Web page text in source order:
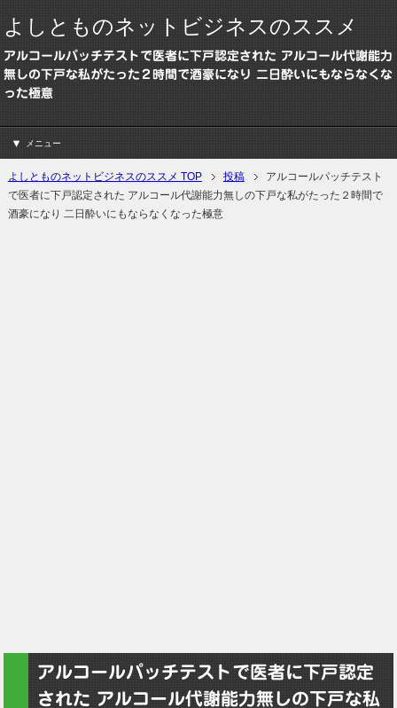
よしとものネットビジネスのススメ
アルコールパッチテストで医者に下戸認定された アルコール代謝能力
無しの下戸な私がたった２時間で酒豪になり 二日酔いにもならなくな
った極意
メニュー
よしとものネットビジネスのススメ TOP 投稿
アルコールパッチテスト
で医者に下戸認定された アルコール代謝能力無しの下戸な私がたった２時間で
酒豪になり 二日酔いにもならなくなった極意
アルコールパッチテストで医者に下戸認定
された アルコール代謝能力無しの下戸な私